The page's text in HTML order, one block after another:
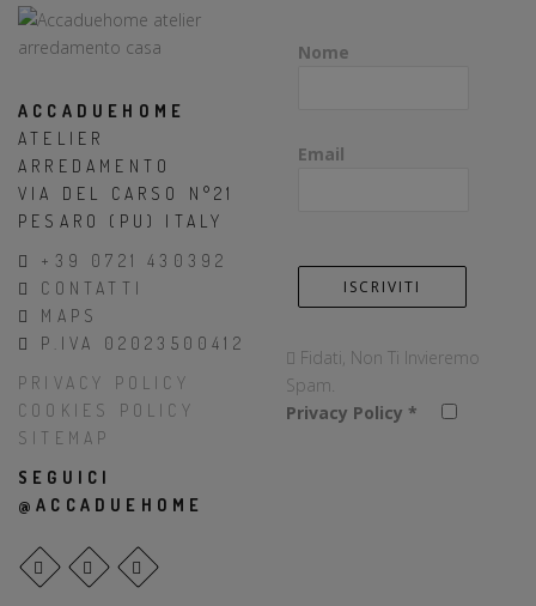
ACCADUEHOME
ATELIER
ARREDAMENTO
VIA DEL CARSO N°21
PESARO (PU) ITALY
+39 0721 430392
CONTATTI
MAPS
P.IVA 02023500412
PRIVACY POLICY
COOKIES POLICY
SITEMAP
SEGUICI
@ACCADUEHOME
Nome
Email
Fidati, Non Ti Invieremo
Spam.
Privacy Policy *